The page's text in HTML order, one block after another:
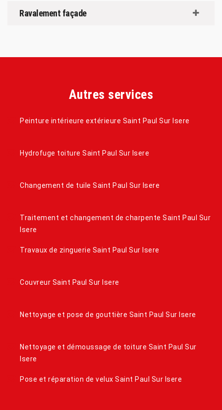
Ravalement façade
Autres services
Peinture intérieure extérieure Saint Paul Sur Isere
Hydrofuge toiture Saint Paul Sur Isere
Changement de tuile Saint Paul Sur Isere
Traitement et changement de charpente Saint Paul Sur
Isere
Travaux de zinguerie Saint Paul Sur Isere
Couvreur Saint Paul Sur Isere
Nettoyage et pose de gouttière Saint Paul Sur Isere
Nettoyage et démoussage de toiture Saint Paul Sur
Isere
Pose et réparation de velux Saint Paul Sur Isere